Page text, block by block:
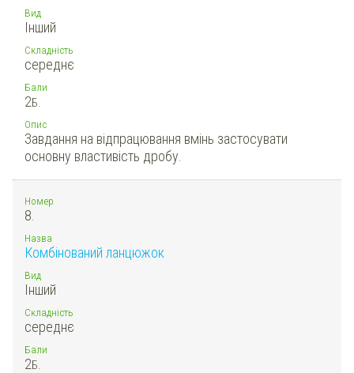
Вид
Інший
Складність
середнє
Бали
2Б.
Опис
Завдання на відпрацювання вмінь застосувати
основну властивість дробу.
Номер
8.
Назва
Комбінований ланцюжок
Вид
Інший
Складність
середнє
Бали
2Б.